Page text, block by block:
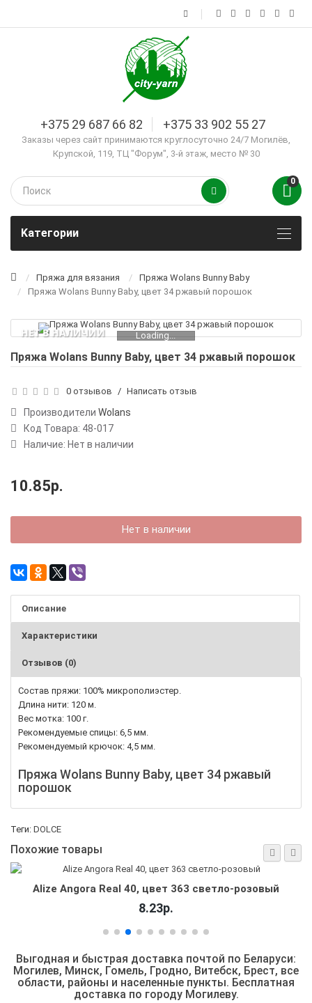
+375 29 687 66 82 +375 33 902 55 27
Заказы через сайт принимаются круглосуточно 24/7 Могилёв,
Крупской, 119, ТЦ "Форум", 3-й этаж, место № 30
0
Kатегории
Пряжа для вязания
Пряжа Wolans Bunny Baby
Пряжа Wolans Bunny Baby, цвет 34 ржавый порошок
НЕТ В НАЛИЧИИ Loading...
Пряжа Wolans Bunny Baby, цвет 34 ржавый порошок
0 отзывов / Написать отзыв
Производители Wolans
Код Товара: 48-017
Наличие: Нет в наличии
10.85р.
Нет в наличии
Описание
Характеристики
Отзывов (0)
Состав пряжи: 100% микрополиэстер.
Длина нити: 120 м.
Вес мотка: 100 г.
Рекомендуемые спицы: 6,5 мм.
Рекомендуемый крючок: 4,5 мм.
Пряжа Wolans Bunny Baby, цвет 34 ржавый
порошок
Теги: DOLCE
Похожие товары
Alize Angora Real 40, цвет 51 светло-
Выгодная и быстрая доставка почтой по Беларуси:
Могилев, Минск, Гомель, Гродно, Витебск, Брест, все
области, районы и населенные пункты. Бесплатная
доставка по городу Могилеву.